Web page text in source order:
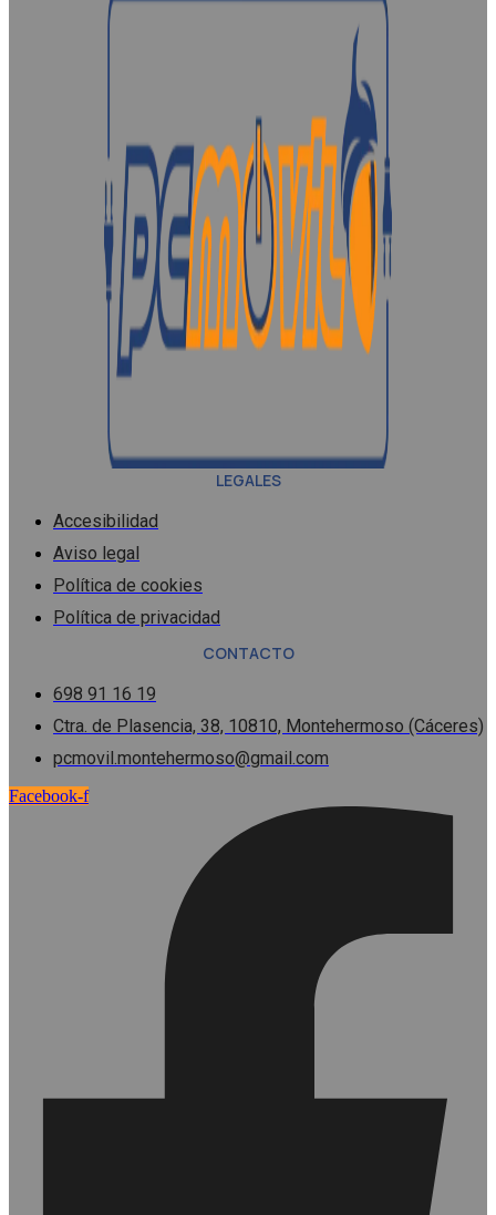
LEGALES
Accesibilidad
Aviso legal
Política de cookies
Política de privacidad
CONTACTO
698 91 16 19
Ctra. de Plasencia, 38, 10810, Montehermoso (Cáceres)
pcmovil.montehermoso@gmail.com
Facebook-f